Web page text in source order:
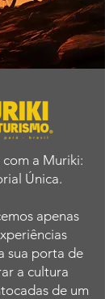
a Muriki:
Única.
apenas
sua porta de
a cultura
de um